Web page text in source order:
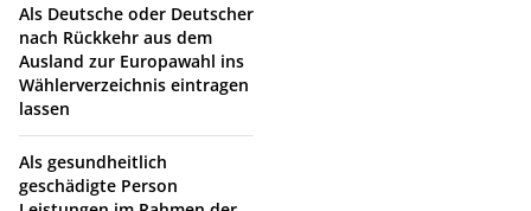
Als Deutsche oder Deutscher
nach Rückkehr aus dem
Ausland zur Europawahl ins
Wählerverzeichnis eintragen
lassen
Als gesundheitlich
geschädigte Person